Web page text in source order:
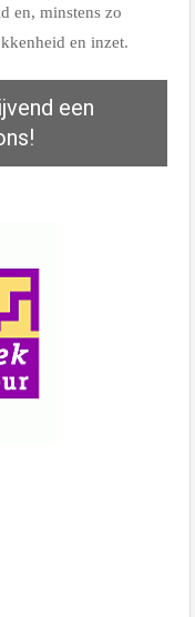
en, minstens zo
en inzet.
een